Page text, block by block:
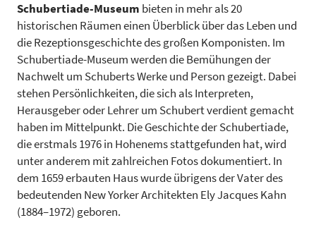
Schubertiade-Museum bieten in mehr als 20
historischen Räumen einen Überblick über das Leben und
die Rezeptionsgeschichte des großen Komponisten. Im
Schubertiade-Museum werden die Bemühungen der
Nachwelt um Schuberts Werke und Person gezeigt. Dabei
stehen Persönlichkeiten, die sich als Interpreten,
Herausgeber oder Lehrer um Schubert verdient gemacht
haben im Mittelpunkt. Die Geschichte der Schubertiade,
die erstmals 1976 in Hohenems stattgefunden hat, wird
unter anderem mit zahlreichen Fotos dokumentiert. In
dem 1659 erbauten Haus wurde übrigens der Vater des
bedeutenden New Yorker Architekten Ely Jacques Kahn
(1884–1972) geboren.